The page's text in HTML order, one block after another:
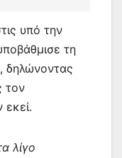
υπό την
τη
δηλώνοντας
τον
λίγο